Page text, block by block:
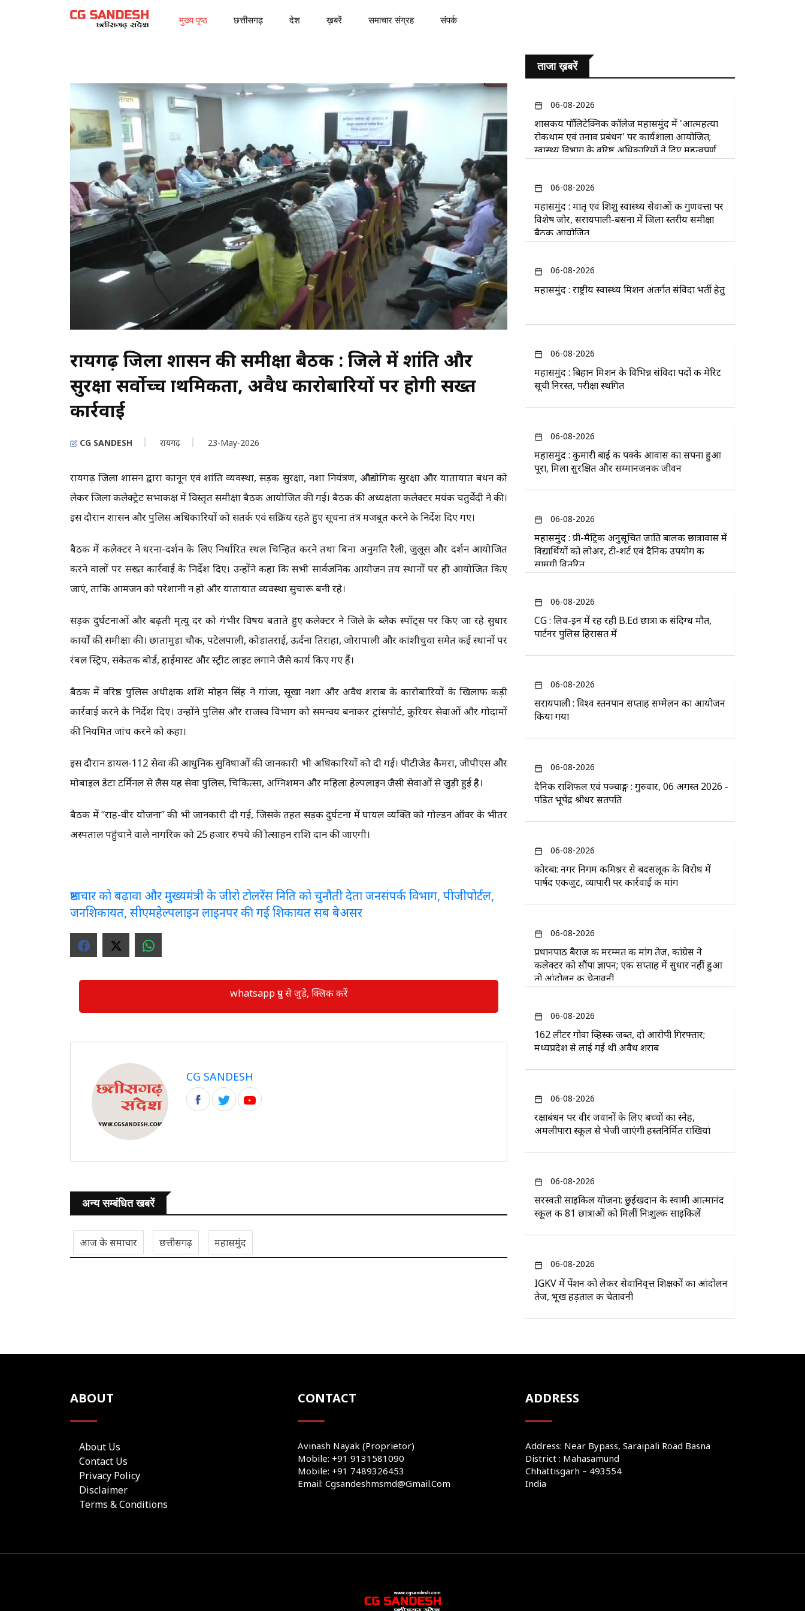
मुख्य पृष्ठ छत्तीसगढ़ देश ख़बरें समाचार संग्रह संपर्क
रायगढ़ जिला प्रशासन की समीक्षा बैठक : जिले में शांति और
सुरक्षा सर्वोच्च प्राथमिकता, अवैध कारोबारियों पर होगी सख्त
कार्रवाई
CG SANDESH रायगढ़ 23-May-2026
रायगढ़ जिला प्रशासन द्वारा कानून एवं शांति व्यवस्था, सड़क सुरक्षा, नशा नियंत्रण, औद्योगिक सुरक्षा और यातायात प्रबंधन को
लेकर जिला कलेक्ट्रेट सभाकक्ष में विस्तृत समीक्षा बैठक आयोजित की गई। बैठक की अध्यक्षता कलेक्टर मयंक चतुर्वेदी ने की।
इस दौरान प्रशासन और पुलिस अधिकारियों को सतर्क एवं सक्रिय रहते हुए सूचना तंत्र मजबूत करने के निर्देश दिए गए।
बैठक में कलेक्टर ने धरना-प्रदर्शन के लिए निर्धारित स्थल चिन्हित करने तथा बिना अनुमति रैली, जुलूस और प्रदर्शन आयोजित
करने वालों पर सख्त कार्रवाई के निर्देश दिए। उन्होंने कहा कि सभी सार्वजनिक आयोजन तय स्थानों पर ही आयोजित किए
जाएं, ताकि आमजन को परेशानी न हो और यातायात व्यवस्था सुचारू बनी रहे।
सड़क दुर्घटनाओं और बढ़ती मृत्यु दर को गंभीर विषय बताते हुए कलेक्टर ने जिले के ब्लैक स्पॉट्स पर किए जा रहे सुधार
कार्यों की समीक्षा की। छातामुड़ा चौक, पटेलपाली, कोड़ातराई, ऊर्दना तिराहा, जोरापाली और कांशीचुवा समेत कई स्थानों पर
रंबल स्ट्रिप, संकेतक बोर्ड, हाईमास्ट और स्ट्रीट लाइट लगाने जैसे कार्य किए गए हैं।
बैठक में वरिष्ठ पुलिस अधीक्षक शशि मोहन सिंह ने गांजा, सूखा नशा और अवैध शराब के कारोबारियों के खिलाफ कड़ी
कार्रवाई करने के निर्देश दिए। उन्होंने पुलिस और राजस्व विभाग को समन्वय बनाकर ट्रांसपोर्ट, कुरियर सेवाओं और गोदामों
की नियमित जांच करने को कहा।
इस दौरान डायल-112 सेवा की आधुनिक सुविधाओं की जानकारी भी अधिकारियों को दी गई। पीटीजेड कैमरा, जीपीएस और
मोबाइल डेटा टर्मिनल से लैस यह सेवा पुलिस, चिकित्सा, अग्निशमन और महिला हेल्पलाइन जैसी सेवाओं से जुड़ी हुई है।
बैठक में “राह-वीर योजना” की भी जानकारी दी गई, जिसके तहत सड़क दुर्घटना में घायल व्यक्ति को गोल्डन ऑवर के भीतर
अस्पताल पहुंचाने वाले नागरिक को 25 हजार रुपये की प्रोत्साहन राशि प्रदान की जाएगी।
भ्रष्टाचार को बढ़ावा और मुख्यमंत्री के जीरो टोलरेंस निति को चुनौती देता जनसंपर्क विभाग, पीजीपोर्टल,
जनशिकायत, सीएमहेल्पलाइन लाइनपर की गई शिकायत सब बेअसर
whatsapp ग्रुप से जुड़े, क्लिक करें
CG SANDESH
अन्य सम्बंधित खबरें
आज के समाचार छत्तीसगढ़ महासमुंद
ताजा ख़बरें
06-08-2026
​शासकीय पॉलिटेक्निक कॉलेज महासमुंद में 'आत्महत्या
रोकथाम एवं तनाव प्रबंधन' पर कार्यशाला आयोजित;
स्वास्थ्य विभाग के वरिष्ठ अधिकारियों ने दिए महत्वपूर्ण
सुझाव
06-08-2026
महासमुंद : मातृ एवं शिशु स्वास्थ्य सेवाओं की गुणवत्ता पर
विशेष जोर, सरायपाली-बसना में जिला स्तरीय समीक्षा
बैठक आयोजित
06-08-2026
महासमुंद : राष्ट्रीय स्वास्थ्य मिशन अंतर्गत संविदा भर्ती हेतु
06-08-2026
महासमुंद : बिहान मिशन के विभिन्न संविदा पदों की मेरिट
सूची निरस्त, परीक्षा स्थगित
06-08-2026
महासमुंद : कुमारी बाई की पक्के आवास का सपना हुआ
पूरा, मिला सुरक्षित और सम्मानजनक जीवन
06-08-2026
महासमुंद : प्री-मैट्रिक अनुसूचित जाति बालक छात्रावास में
विद्यार्थियों को लोअर, टी-शर्ट एवं दैनिक उपयोग की
सामग्री वितरित
06-08-2026
CG : लिव-इन में रह रही B.Ed छात्रा की संदिग्ध मौत,
पार्टनर पुलिस हिरासत में
06-08-2026
सरायपाली : विश्व स्तनपान सप्ताह सम्मेलन का आयोजन
किया गया
06-08-2026
दैनिक राशिफल एवं पञ्चाङ्ग : गुरुवार, 06 अगस्त 2026 -
पंडित भूपेंद्र श्रीधर सतपति
06-08-2026
कोरबा: नगर निगम कमिश्नर से बदसलूकी के विरोध में
पार्षद एकजुट, व्यापारी पर कार्रवाई की मांग
06-08-2026
प्रधानपाठ बैराज की मरम्मत की मांग तेज, कांग्रेस ने
कलेक्टर को सौंपा ज्ञापन; एक सप्ताह में सुधार नहीं हुआ
तो आंदोलन की चेतावनी
06-08-2026
162 लीटर गोवा व्हिस्की जब्त, दो आरोपी गिरफ्तार;
मध्यप्रदेश से लाई गई थी अवैध शराब
06-08-2026
रक्षाबंधन पर वीर जवानों के लिए बच्चों का स्नेह,
अमलीपारा स्कूल से भेजी जाएंगी हस्तनिर्मित राखियां
06-08-2026
सरस्वती साइकिल योजना: छुईखदान के स्वामी आत्मानंद
स्कूल की 81 छात्राओं को मिलीं निःशुल्क साइकिलें
06-08-2026
IGKV में पेंशन को लेकर सेवानिवृत्त शिक्षकों का आंदोलन
तेज, भूख हड़ताल की चेतावनी
ABOUT
About Us
Contact Us
Privacy Policy
Disclaimer
Terms & Conditions
CONTACT
Avinash Nayak (Proprietor)
Mobile: +91 9131581090
Mobile: +91 7489326453
Email: Cgsandeshmsmd@gmail.com
ADDRESS
Address: Near Bypass, Saraipali Road Basna
District : Mahasamund
Chhattisgarh – 493554
India